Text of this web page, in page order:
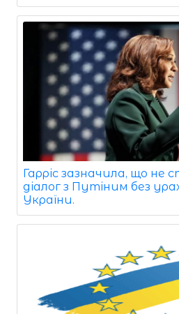
Гарріс зазначила, що не
діалог з Путіним без
України.